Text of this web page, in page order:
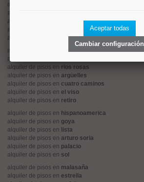
alquiler de pisos en
alquiler de pisos en
alquiler de pisos en
chamberí
alquiler de pisos en
ciudad lineal
alquiler de pisos en
moncloa
alquiler de pisos en
salamanca
alquiler de pisos en
alquiler de pisos en rios rosas
alquiler de pisos en argüelles
alquiler de pisos en cuatro caminos
alquiler de pisos en el viso
alquiler de pisos en retiro
alquiler de pisos en hispanoamerica
alquiler de pisos en goya
alquiler de pisos en lista
alquiler de pisos en arturo soria
alquiler de pisos en palacio
alquiler de pisos en sol
alquiler de pisos en malasaña
alquiler de pisos en estrella
Aceptar todas
Cambiar configuración